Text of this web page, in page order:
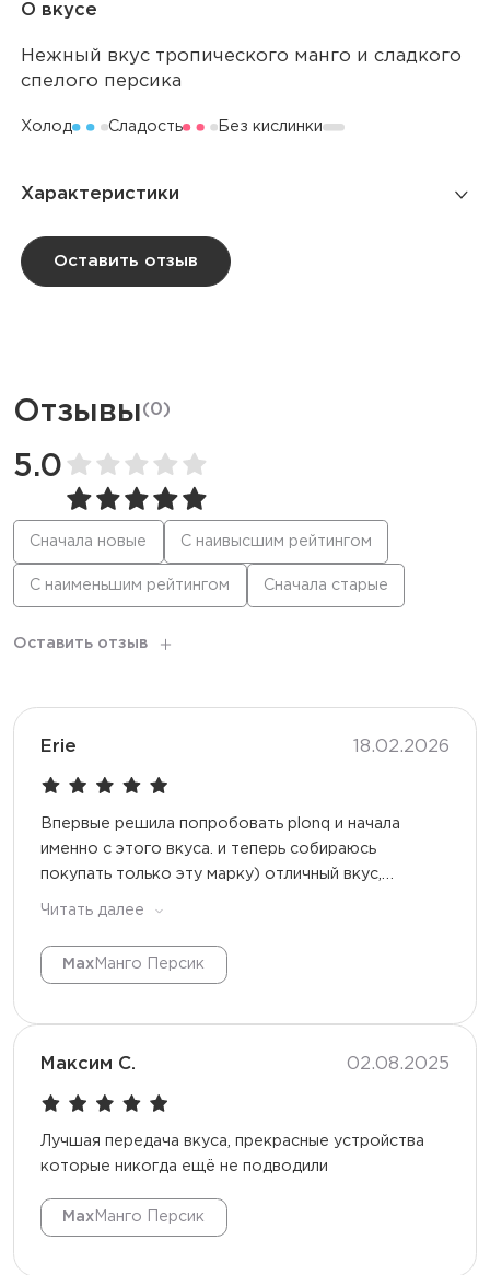
О вкусе
Нежный вкус тропического манго и сладкого
спелого персика
Холод Сладость Без кислинки
Характеристики
Количество затяжек
Режим
Количество вкусов
Меш
Перезарядка Type-C
Оставить отзыв
Отзывы (0)
5.0
Сначала новые С наивысшим рейтингом
С наименьшим рейтингом Сначала старые
Оставить отзыв
Erie 18.02.2026
Впервые решила попробовать plonq и начала
именно с этого вкуса. и теперь собираюсь
покупать только эту марку) отличный вкус,
панели отображается процент зарядки и процент
жидкости. сама курилка приятно лежит в руке и
Читать далее
Max Манго Персик
Максим С. 02.08.2025
Лучшая передача вкуса, прекрасные устройства
которые никогда ещё не подводили
Max Манго Персик